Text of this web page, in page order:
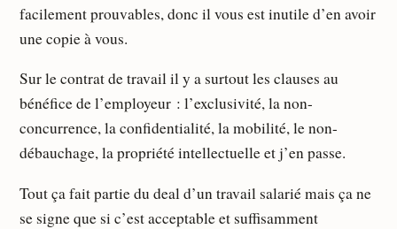
facilement prouvables, donc il vous est inutile d’en avoir
une copie à vous.
Sur le contrat de travail il y a surtout les clauses au
bénéfice de l’employeur : l’exclusivité, la non-
concurrence, la confidentialité, la mobilité, le non-
débauchage, la propriété intellectuelle et j’en passe.
Tout ça fait partie du deal d’un travail salarié mais ça ne
se signe que si c’est acceptable et suffisamment